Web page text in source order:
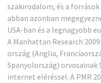
szakirodalom, és a
abban azonban
USA-ban és a legnagyobb
A Manhattan Research
ország (Anglia,
Spanyolország) orvosainak
internet eléréssel. A PMR